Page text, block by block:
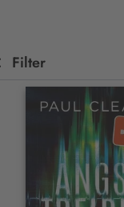
Filter